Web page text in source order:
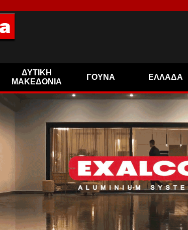
ΔΥΤΙΚΗ
ΜΑΚΕΔΟΝΙΑ
ΓΟΥΝΑ ΕΛΛΑΔΑ